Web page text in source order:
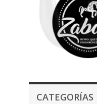
CATEGORÍAS